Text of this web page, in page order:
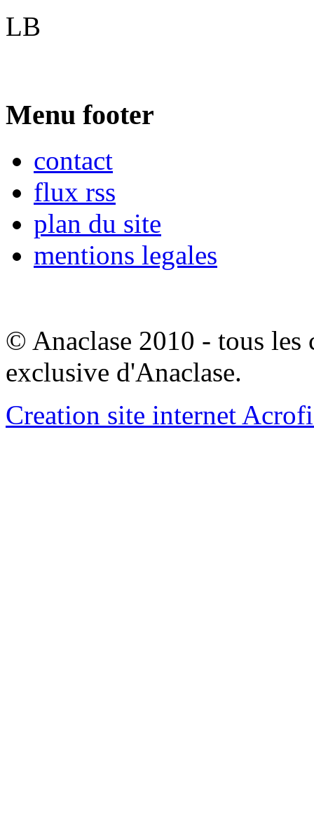
LB
Menu footer
contact
flux rss
plan du site
mentions legales
© Anaclase 2010 - tous les
exclusive d'Anaclase.
Creation site internet